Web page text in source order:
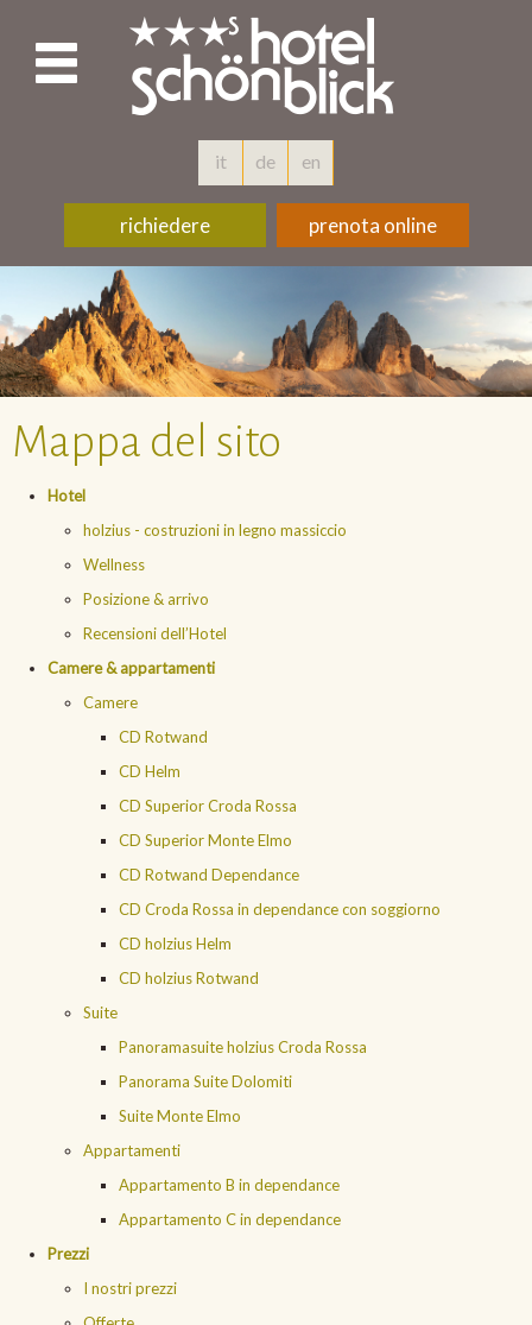
it de en
richiedere prenota online
Mappa del sito
Hotel
holzius - costruzioni in legno massiccio
Wellness
Posizione & arrivo
Recensioni dell’Hotel
Camere & appartamenti
Camere
CD Rotwand
CD Helm
CD Superior Croda Rossa
CD Superior Monte Elmo
CD Rotwand Dependance
CD Croda Rossa in dependance con soggiorno
CD holzius Helm
CD holzius Rotwand
Suite
Panoramasuite holzius Croda Rossa
Panorama Suite Dolomiti
Suite Monte Elmo
Appartamenti
Appartamento B in dependance
Appartamento C in dependance
Prezzi
I nostri prezzi